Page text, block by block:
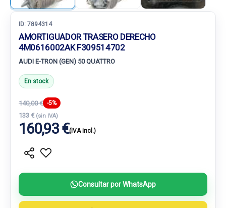
ID: 7894314
AMORTIGUADOR TRASERO DERECHO
4M0616002AK F309514702
AUDI E-TRON (GEN) 50 QUATTRO
En stock
140,00 € -5%
133 € (sin IVA)
160,93 €(IVA incl.)
Consultar por WhatsApp